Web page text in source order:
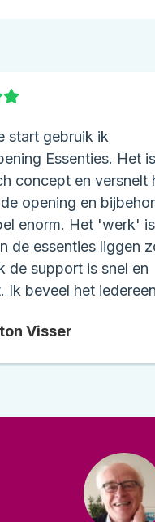
start gebruik ik
Essenties. Het
concept en versnelt
opening en
enorm. Het 'werk'
de essenties liggen
de support is snel en
Ik beveel het
Visser